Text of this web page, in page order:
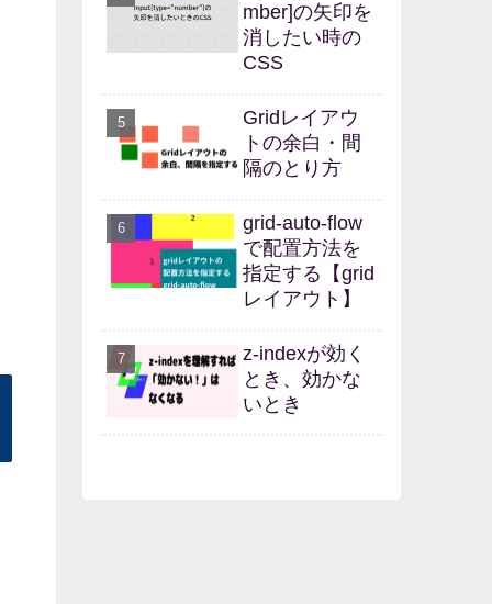
mber]の矢印を
消したい時の
CSS
Gridレイアウ
トの余白・間
隔のとり方
grid-auto-flow
で配置方法を
指定する【grid
レイアウト】
z-indexが効く
とき、効かな
いとき